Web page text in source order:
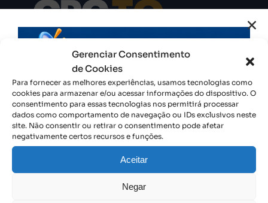
Gerenciar Consentimento
de Cookies
Para fornecer as melhores experiências, usamos tecnologias como
cookies para armazenar e/ou acessar informações do dispositivo. O
consentimento para essas tecnologias nos permitirá processar
dados como comportamento de navegação ou IDs exclusivos neste
site. Não consentir ou retirar o consentimento pode afetar
negativamente certos recursos e funções.
Aceitar
Negar
CRCTO | Conselho Regional de Contabilidade do Tocantins
Av. Siqueira Campos, 601 Sul Conjunto 01- Lote 19 Plano Diretor Sul – Cep:
77.016-330 Palmas-TO | CNPJ: 38.155.081/0001-71
Contato
Telefone: 63 3219-5600 Atendimento: 8h às 12h e das 14h às 18h, de segunda
a sexta-feira